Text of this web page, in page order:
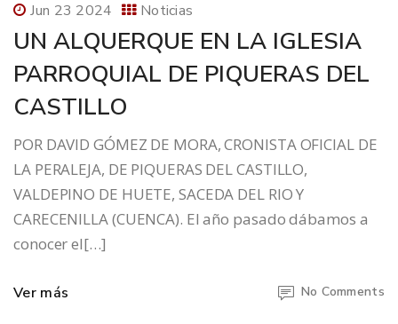
Jun 23 2024 Noticias
UN ALQUERQUE EN LA IGLESIA
PARROQUIAL DE PIQUERAS DEL
CASTILLO
POR DAVID GÓMEZ DE MORA, CRONISTA OFICIAL DE
LA PERALEJA, DE PIQUERAS DEL CASTILLO,
VALDEPINO DE HUETE, SACEDA DEL RIO Y
CARECENILLA (CUENCA). El año pasado dábamos a
conocer el[…]
Ver más No Comments